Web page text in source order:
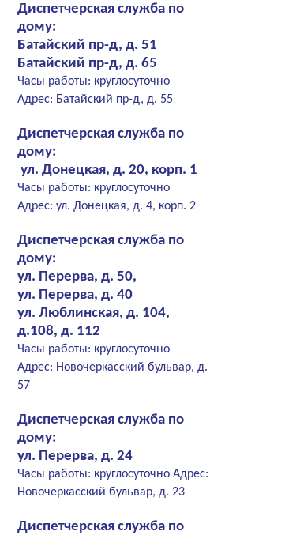
Диспетчерская служба по
дому:
Батайский пр-д, д. 51
Батайский пр-д, д. 65
Часы работы: круглосуточно
Адрес: Батайский пр-д, д. 55
Диспетчерская служба по
дому:
ул. Донецкая, д. 20, корп. 1
Часы работы: круглосуточно
Адрес: ул. Донецкая, д. 4, корп. 2
Диспетчерская служба по
дому:
ул. Перерва, д. 50,
ул. Перерва, д. 40
ул. Люблинская, д. 104,
д.108, д. 112
Часы работы: круглосуточно
Адрес: Новочеркасский бульвар, д.
57
Диспетчерская служба по
дому:
ул. Перерва, д. 24
Часы работы: круглосуточно Адрес:
Новочеркасский бульвар, д. 23
Диспетчерская служба по